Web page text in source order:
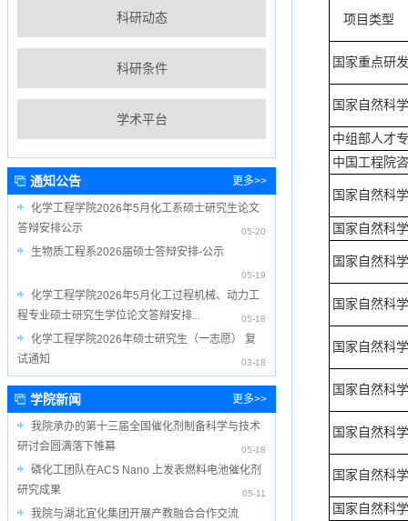
科研动态
科研条件
学术平台
更多>>
通知公告
05-20
化学工程学院2026年5月化工系硕士研究生论文
答辩安排公示
05-19
生物质工程系2026届硕士答辩安排-公示
05-18
化学工程学院2026年5月化工过程机械、动力工
程专业硕士研究生学位论文答辩安排...
03-18
化学工程学院2026年硕士研究生（一志愿） 复
试通知
更多>>
学院新闻
05-18
我院承办的第十三届全国催化剂制备科学与技术
研讨会圆满落下帷幕
05-11
磷化工团队在ACS Nano 上发表燃料电池催化剂
研究成果
我院与湖北宜化集团开展产教融合合作交流
项目类型
国家重点研
国家自然科
中组部人才
中国工程院
国家自然科
国家自然科
国家自然科
国家自然科
国家自然科
国家自然科
国家自然科
国家自然科
国家自然科